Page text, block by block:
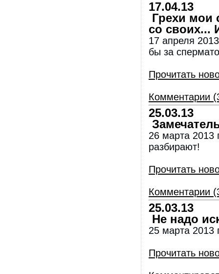
17.04.13
Грехи мои
со своих...
17 апреля
бы за
Прочитать
Комментарии
25.03.13
26 марта 2013
разбирают!
Прочитать
Комментарии
25.03.13
Не надо
25 марта 2013
Прочитать